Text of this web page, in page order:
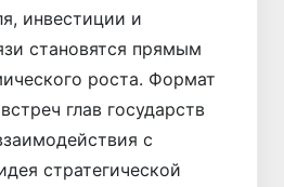
инвестиции и
становятся прямым
роста. Формат
глав государств
с
стратегической